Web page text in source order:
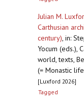
Julian M.
Carthusian
century), in:
Yocum (eds.),
world, texts,
(= Monastic
[Luxford 2026]
Tagged